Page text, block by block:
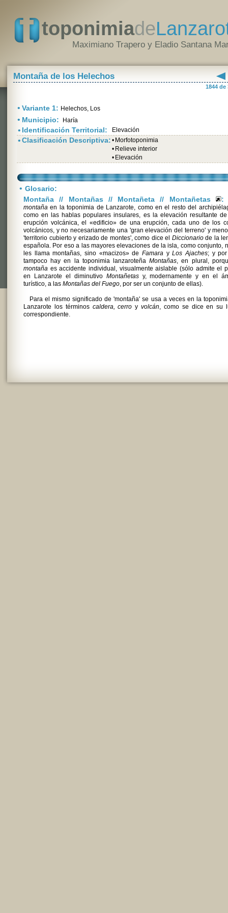
toponimiade
Maximiano Trapero y Eladio Santana
Montaña de los Helechos
1844 de
• Variante 1: Helechos, Los
• Municipio: Haría
• Identificación Territorial: Elevación
•Clasificación Descriptiva: • Morfotoponimia
• Relieve interior
• Elevación
• Glosario:
Montaña // Montañas // Montañeta // Montañetas
:
montaña en la toponimia de Lanzarote, como en el resto del
como en las hablas populares insulares, es la elevación resultante
erupción volcánica, el «edificio» de una erupción, cada uno de los
volcánicos, y no necesariamente una 'gran elevación del terreno' y
'territorio cubierto y erizado de montes', como dice el Diccionariode la
española. Por eso a las mayores elevaciones de la isla, como conjunto,
les llama montañas, sino «macizos» de Famara yLos Ajaches; y
tampoco hay en la toponimia lanzaroteñaMontañas, en plural,
montaña es accidente individual, visualmente aislable (sólo admite el
en Lanzarote el diminutivo Montañetasy, modernamente y en el
turístico, a las Montañas del Fuego, por ser un conjunto de ellas).
Para el mismo significado de 'montaña' se usa a veces en la
Lanzarote los términos caldera, cerro yvolcán, como se dice en su
correspondiente.